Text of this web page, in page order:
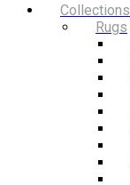
Collections
Rugs